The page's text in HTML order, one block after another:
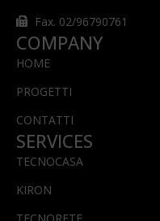
Fax. 02/96790761
COMPANY
HOME
PROGETTI
CONTATTI
SERVICES
TECNOCASA
KIRON
TECNORETE